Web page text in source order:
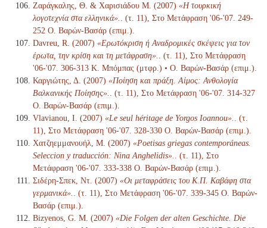
Ζαράγκαλης, Θ. & Χαρισιάδου Μ. (2007) «Η τουρκική
λογοτεχνία στα ελληνικά».
. (τ. 11), Στο Μετάφραση '06-'07. 249-
252 Ο. Βαρών-Βασάρ (επιμ.).
Davreu, R. (2007) «Ερωτόκριση ή Αναδρομικές σκέψεις για τον
έρωτα, την κρίση και τη μετάφραση».
. (τ. 11), Στο Μετάφραση
'06-'07. 306-313 Κ. Μπόμπας (μτφρ.) • Ο. Βαρών-Βασάρ (επιμ.).
Καργιώτης, Δ. (2007) «Ποίηση και πράξη. Αίμος: Ανθολογία
Βαλκανικής Ποίησης».
. (τ. 11), Στο Μετάφραση '06-'07. 314-327
Ο. Βαρών-Βασάρ (επιμ.).
Vlavianou, I. (2007) «Le seul héritage de Yorgos Ioannou».
. (τ.
11), Στο Μετάφραση '06-'07. 328-330 Ο. Βαρών-Βασάρ (επιμ.).
Χατζηεμμανουήλ, Μ. (2007) «Poetisas griegas contemporáneas.
Seleccion y traducción: Nina Anghelidis».
. (τ. 11), Στο
Μετάφραση '06-'07. 333-338 Ο. Βαρών-Βασάρ (επιμ.).
Σιδέρη-Σπεκ, Ντ. (2007) «Οι μεταφράσεις του Κ.Π. Καβάφη στα
γερμανικά».
. (τ. 11), Στο Μετάφραση '06-'07. 339-345 Ο. Βαρών-
Βασάρ (επιμ.).
Bizyenos, G. M. (2007) «Die Folgen der alten Geschichte. Die